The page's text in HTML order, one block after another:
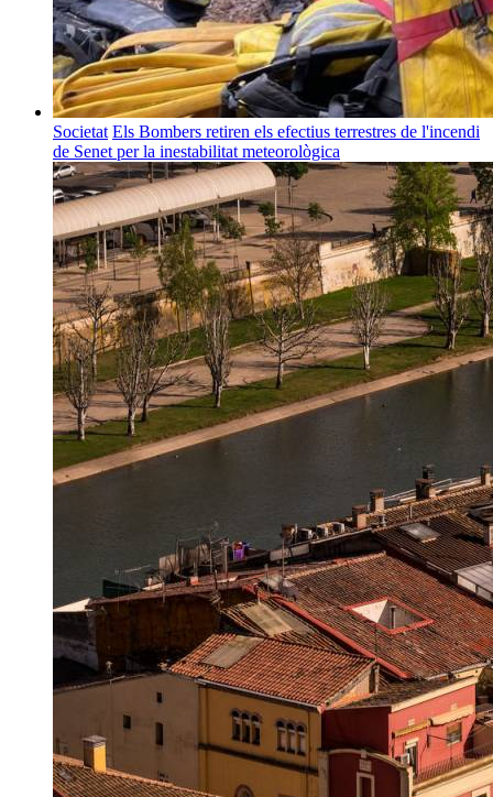
Societat Els Bombers retiren els efectius terrestres de l'incendi
de Senet per la inestabilitat meteorològica